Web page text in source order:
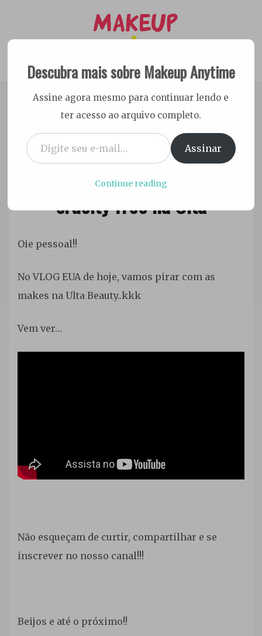
content
Makeup Anytime
Dicas Cruelty free e Vegan
4 de setembro de 2016
Ester
VLOG EUA: Maquiagens
cruelty free na Ulta
Oie pessoal!!
No VLOG EUA de hoje, vamos pirar com as
makes na Ulta Beauty..kkk
Vem ver…
Não esqueçam de curtir, compartilhar e se
inscrever no nosso canal!!!
Beijos e até o próximo!!
Descubra mais sobre Makeup Anytime
Assine agora mesmo para continuar lendo e
ter acesso ao arquivo completo.
Digite seu e-mail…
Assinar
Continue reading